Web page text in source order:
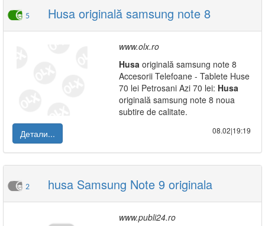
5 Husa originală samsung note 8
www.olx.ro
Husa originală samsung note 8
Accesorii Telefoane - Tablete Huse
70 lei Petrosani Azi 70 lei: Husa
originală samsung note 8 noua
subtire de calitate.
Детали...
08.02|19:19
2 husa Samsung Note 9 originala
www.publi24.ro